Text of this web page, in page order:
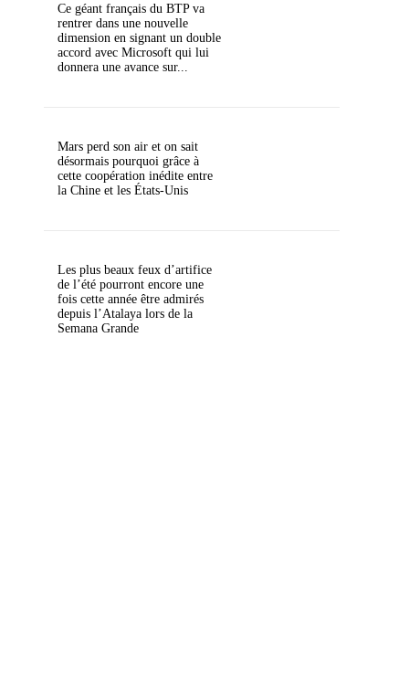
Ce géant français du BTP va
rentrer dans une nouvelle
dimension en signant un double
accord avec Microsoft qui lui
donnera une avance sur...
Mars perd son air et on sait
désormais pourquoi grâce à
cette coopération inédite entre
la Chine et les États-Unis
Les plus beaux feux d’artifice
de l’été pourront encore une
fois cette année être admirés
depuis l’Atalaya lors de la
Semana Grande